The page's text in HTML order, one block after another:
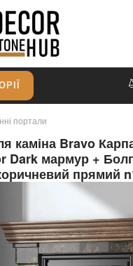
портали
каміна Bravo
Dark мармур +
прямий